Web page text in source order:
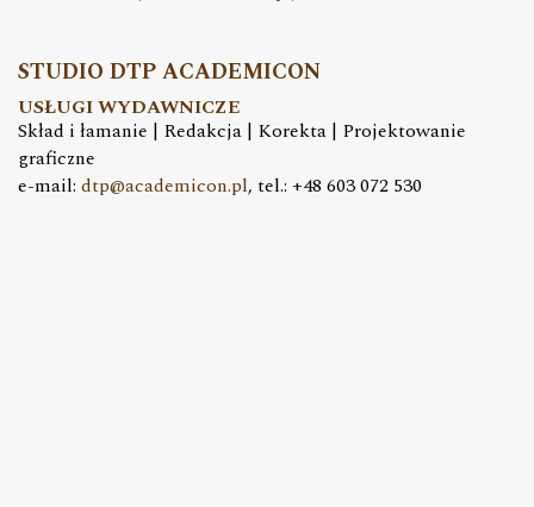
STUDIO DTP ACADEMICON
USŁUGI WYDAWNICZE
Skład i łamanie | Redakcja | Korekta | Projektowanie
graficzne
e-mail: dtp@academicon.pl, tel.: +48 603 072 530